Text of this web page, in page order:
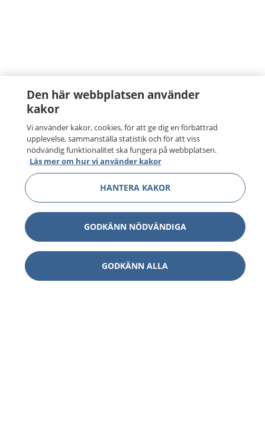
1177 tryggt om din hälsa och vård
Den här webbplatsen använder
kakor
Vi använder kakor, cookies, för att ge dig en förbättrad
upplevelse, sammanställa statistik och för att viss
nödvändig funktionalitet ska fungera på webbplatsen.
Läs mer om hur vi använder kakor
HANTERA KAKOR
GODKÄNN NÖDVÄNDIGA
GODKÄNN ALLA